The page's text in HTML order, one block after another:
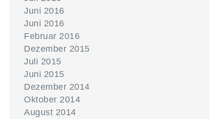
Juni 2016
Juni 2016
Februar 2016
Dezember 2015
Juli 2015
Juni 2015
Dezember 2014
Oktober 2014
August 2014